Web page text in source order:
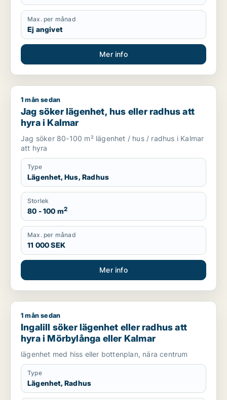
Max. per månad
Ej angivet
Mer info
Jag söker lägenhet, hus eller radhus att hyra i Kalmar
1 mån sedan
Jag söker lägenhet, hus eller radhus att
hyra i Kalmar
Jag söker 80-100 m² lägenhet / hus / radhus i Kalmar
att hyra
Type
Lägenhet, Hus, Radhus
Storlek
80 - 100 m2
Max. per månad
11 000 SEK
Mer info
Ingalill söker lägenhet eller radhus att hyra i Mörbylånga
1 mån sedan
Ingalill söker lägenhet eller radhus att
hyra i Mörbylånga eller Kalmar
lägenhet med hiss eller bottenplan, nära centrum
Type
Lägenhet, Radhus